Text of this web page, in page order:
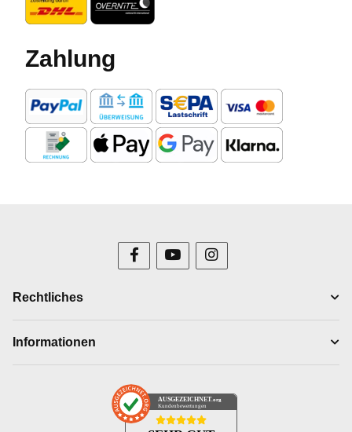
Zahlung
Rechtliches
Informationen
AUSGEZEICHNET .org
Kundenbewertungen